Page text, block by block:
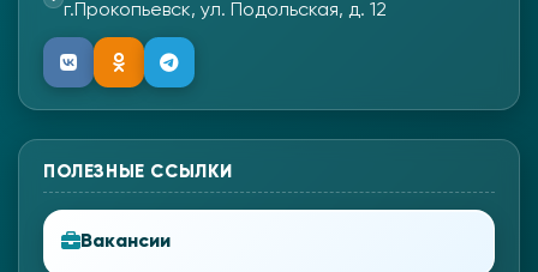
г.Прокопьевск, ул. Подольская, д. 12
ПОЛЕЗНЫЕ ССЫЛКИ
Вакансии